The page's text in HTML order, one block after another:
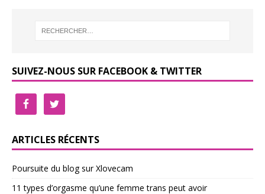
SUIVEZ-NOUS SUR FACEBOOK & TWITTER
ARTICLES RÉCENTS
Poursuite du blog sur Xlovecam
11 types d’orgasme qu’une femme trans peut avoir